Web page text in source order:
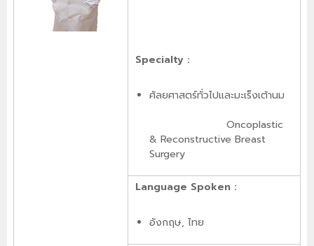
Specialty :
ศัลยศาสตร์ทั่วไปและมะเร็งเต้านม
Oncoplastic
& Reconstructive Breast
Surgery
Language Spoken :
อังกฤษ, ไทย